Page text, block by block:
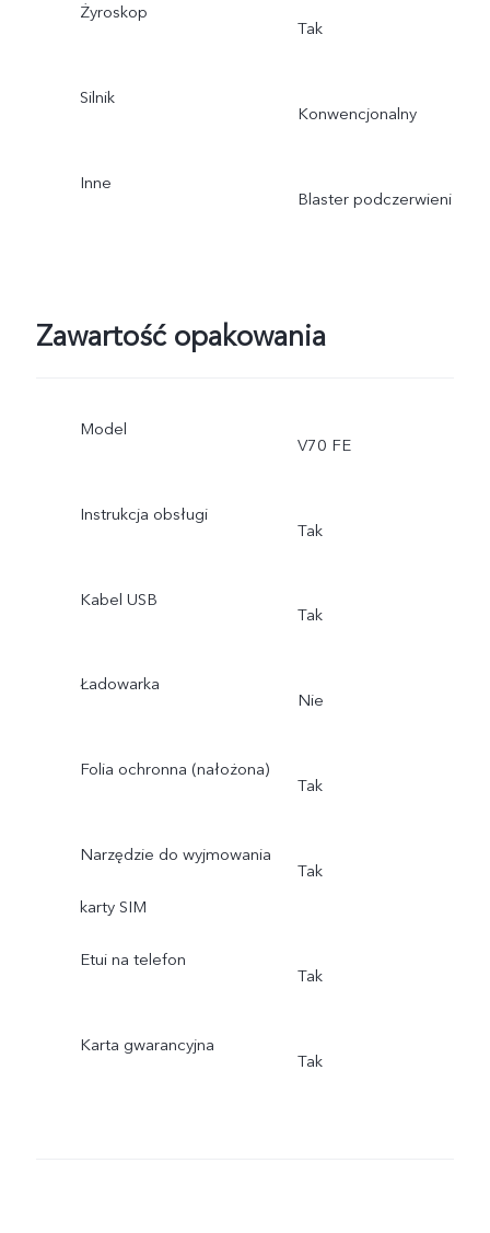
Żyroskop
Tak
Silnik
Konwencjonalny
Inne
Blaster podczerwieni
Zawartość opakowania
Model
V70 FE
Instrukcja obsługi
Tak
Kabel USB
Tak
Ładowarka
Nie
Folia ochronna (nałożona)
Tak
Narzędzie do wyjmowania
karty SIM
Tak
Etui na telefon
Tak
Karta gwarancyjna
Tak